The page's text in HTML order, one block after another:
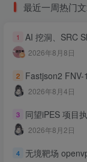
最近一周热门
1 AI 挖洞、SRC
2026年8月8日
2 Fastjson2 FNV-1a 哈希
2026年8月4日
3 同望iPES 项目执行控
2026年8月2日
4 无境靶场